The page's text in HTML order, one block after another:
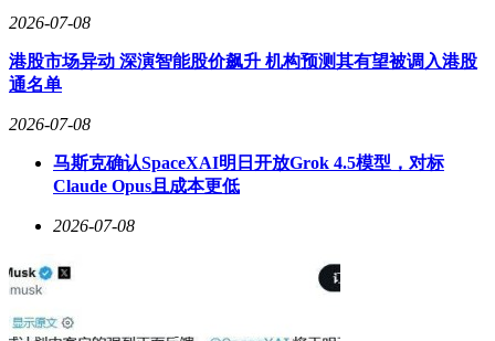
2026-07-08
港股市场异动 深演智能股价飙升 机构预测其有望被调入港股
通名单
2026-07-08
马斯克确认SpaceXAI明日开放Grok 4.5模型，对标
Claude Opus且成本更低
2026-07-08